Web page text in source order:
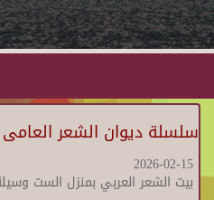
سلسلة ديوان الشعر العامى
2026-02-15
بيت الشعر العربي بمنزل الست